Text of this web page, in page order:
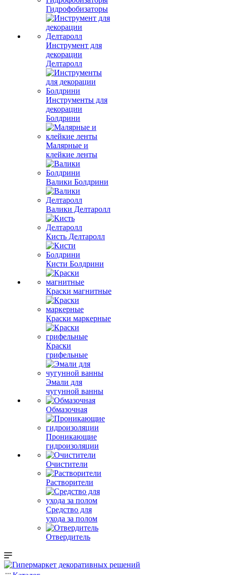
Гидрофобизаторы
Инструмент для
декорации
Делтаролл
Инструменты для
декорации
Болдрини
Малярные и
клейкие ленты
Валики Болдрини
Валики Делтаролл
Кисть Делтаролл
Кисти Болдрини
Краски магнитные
Краски маркерные
Краски
грифельные
Эмали для
чугунной ванны
Обмазочная
Проникающие
гидроизоляции
Очистители
Растворители
Средство для
ухода за полом
Отвердитель